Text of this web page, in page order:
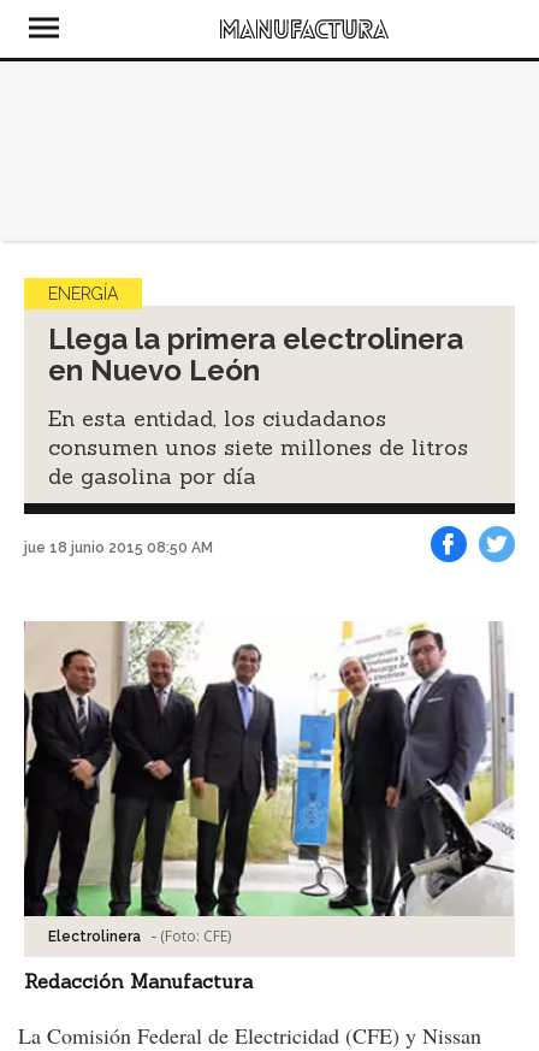
ENERGÍA
Llega la primera electrolinera
en Nuevo León
En esta entidad, los ciudadanos
consumen unos siete millones de litros
de gasolina por día
jue 18 junio 2015 08:50 AM
Electrolinera - (Foto: CFE)
Redacción Manufactura
La Comisión Federal de Electricidad (CFE) y Nissan